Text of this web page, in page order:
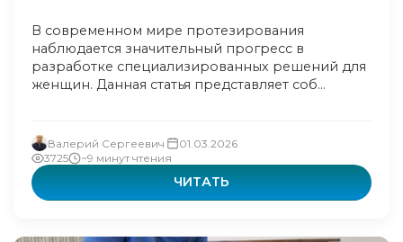
В современном мире протезирования
наблюдается значительный прогресс в
разработке специализированных решений для
женщин. Данная статья представляет соб...
Валерий Сергеевич
01.03.2026
3725
~9 минут чтения
ЧИТАТЬ